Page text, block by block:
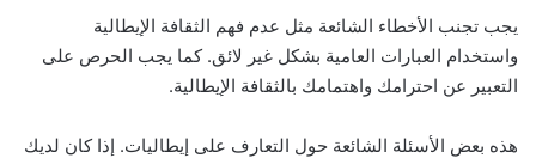
يجب تجنب الأخطاء الشائعة مثل عدم فهم الثقافة الإيطالية
واستخدام العبارات العامية بشكل غير لائق. كما يجب الحرص على
التعبير عن احترامك واهتمامك بالثقافة الإيطالية.
هذه بعض الأسئلة الشائعة حول التعارف على إيطاليات. إذا كان لديك